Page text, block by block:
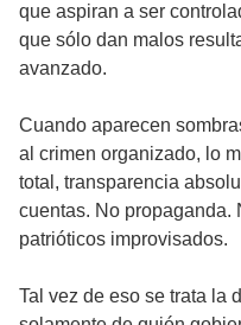
que aspiran a ser
que sólo dan malos
avanzado.
Cuando aparecen
al crimen organizado, lo
total, transparencia
cuentas. No propaganda.
patrióticos improvisados.
Tal vez de eso se trata la